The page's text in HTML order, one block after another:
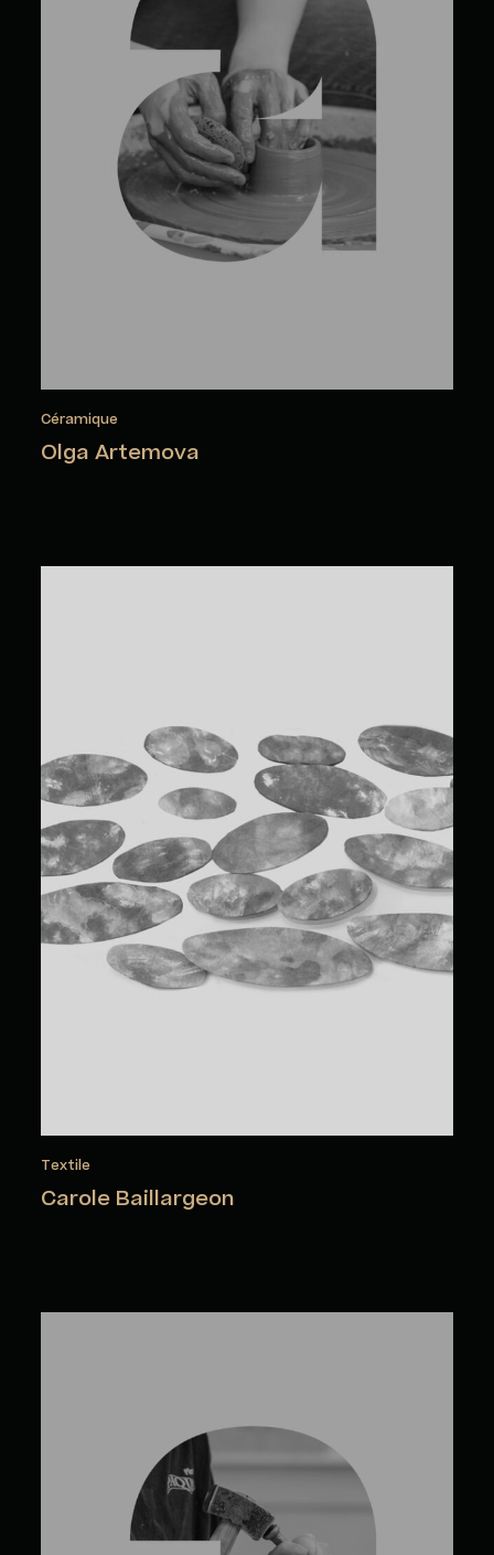
Céramique
Olga Artemova
Textile
Carole Baillargeon